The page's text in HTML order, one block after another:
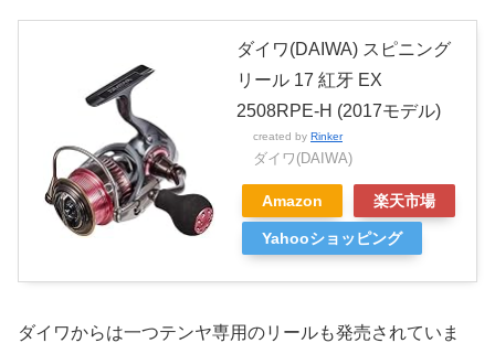
ダイワ(DAIWA) スピニング
リール 17 紅牙 EX
2508RPE-H (2017モデル)
created by Rinker
ダイワ(DAIWA)
Amazon 楽天市場
Yahooショッピング
ダイワからは一つテンヤ専用のリールも発売されていま